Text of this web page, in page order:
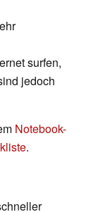
surfen,
jedoch
Notebook-
.